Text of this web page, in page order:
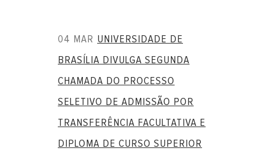
04 MAR UNIVERSIDADE DE
BRASÍLIA DIVULGA SEGUNDA
CHAMADA DO PROCESSO
SELETIVO DE ADMISSÃO POR
TRANSFERÊNCIA FACULTATIVA E
DIPLOMA DE CURSO SUPERIOR